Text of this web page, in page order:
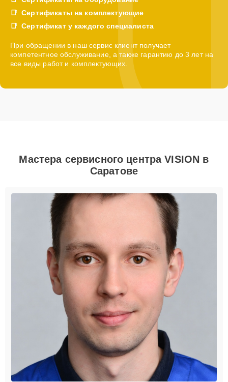
Сертификаты на комплектующие
Сертификат у каждого специалиста
При обращении в наш сервис клиент получает
компетентное обслуживание, а также гарантию до 3 лет на
все виды работ и комплектующих.
Мастера сервисного центра VISION в
Саратове